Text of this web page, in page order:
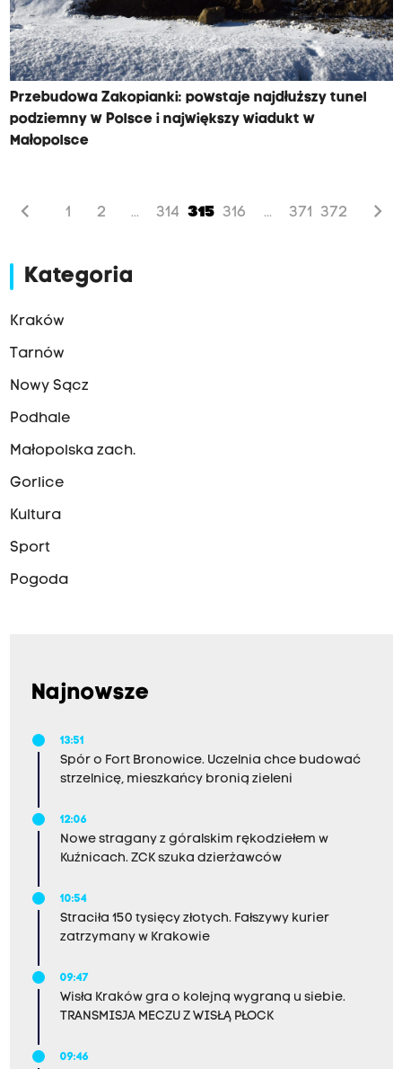
Przebudowa Zakopianki: powstaje najdłuższy tunel
podziemny w Polsce i największy wiadukt w
Małopolsce
chevron_left 1 2 ... 314 315 316 ... 371 372 chevron_right
Kategoria
Kraków
Tarnów
Nowy Sącz
Podhale
Małopolska zach.
Gorlice
Kultura
Sport
Pogoda
Najnowsze
13:51
Spór o Fort Bronowice. Uczelnia chce budować
strzelnicę, mieszkańcy bronią zieleni
12:06
Nowe stragany z góralskim rękodziełem w
Kuźnicach. ZCK szuka dzierżawców
10:54
Straciła 150 tysięcy złotych. Fałszywy kurier
zatrzymany w Krakowie
09:47
Wisła Kraków gra o kolejną wygraną u siebie.
TRANSMISJA MECZU Z WISŁĄ PŁOCK
09:46